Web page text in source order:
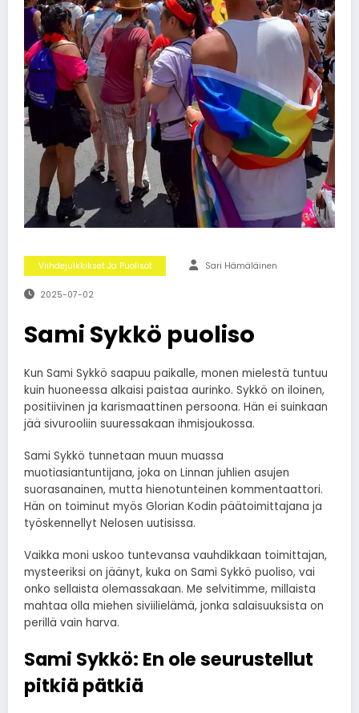
Viihdejulkkikset Ja Puolisot Sari Hämäläinen
2025-07-02
Sami Sykkö puoliso
Kun Sami Sykkö saapuu paikalle, monen mielestä tuntuu
kuin huoneessa alkaisi paistaa aurinko. Sykkö on iloinen,
positiivinen ja karismaattinen persoona. Hän ei suinkaan
jää sivurooliin suuressakaan ihmisjoukossa.
Sami Sykkö tunnetaan muun muassa
muotiasiantuntijana, joka on Linnan juhlien asujen
suorasanainen, mutta hienotunteinen kommentaattori.
Hän on toiminut myös Glorian Kodin päätoimittajana ja
työskennellyt Nelosen uutisissa.
Vaikka moni uskoo tuntevansa vauhdikkaan toimittajan,
mysteeriksi on jäänyt, kuka on Sami Sykkö puoliso, vai
onko sellaista olemassakaan. Me selvitimme, millaista
mahtaa olla miehen siviilielämä, jonka salaisuuksista on
perillä vain harva.
Sami Sykkö: En ole seurustellut
pitkiä pätkiä